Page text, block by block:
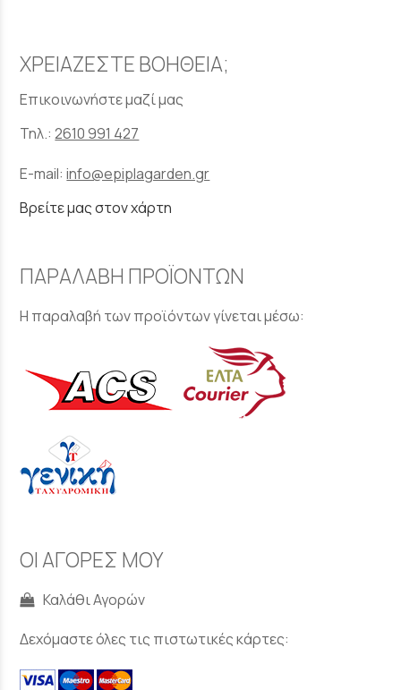
ΧΡΕΙΑΖΕΣΤΕ ΒΟΗΘΕΙΑ;
Επικοινωνήστε μαζί μας
Τηλ.:2610 991 427
E-mail:info@epiplagarden.gr
Βρείτε μας στον χάρτη
ΠΑΡΑΛΑΒΗ ΠΡΟΪΟΝΤΩΝ
Η παραλαβή των προϊόντων γίνεται μέσω:
ΟΙ ΑΓΟΡΕΣ ΜΟΥ
Καλάθι Αγορών
Δεχόμαστε όλες τις πιστωτικές κάρτες: